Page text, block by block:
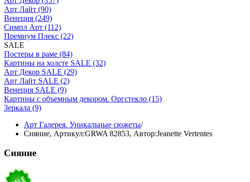
Арт Лайт (90)
Венеция (249)
Симпл Арт (112)
Премиум Плекс (22)
SALE
Постеры в раме (84)
Картины на холсте SALE (32)
Арт Декор SALE (29)
Арт Лайт SALE (2)
Венеция SALE (9)
Картины с объемным декором. Оргстекло (15)
Зеркала (9)
Арт Галерея. Уникальные сюжеты/
Сияние, Артикул:GRWA 82853, Автор:Jeanette Vertentes
Сияние